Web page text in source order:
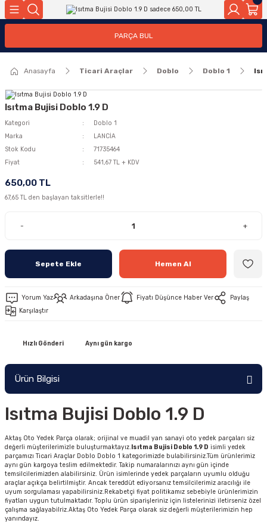
Geri Dön
Geri Dön
PARÇA BUL
Anasayfa Ticari Araçlar Doblo Doblo 1
Isıtma Bujisi Doblo 1.9 D
Kategori
Doblo 1
Marka
LANCİA
Stok Kodu
71735464
Fiyat
541,67 TL + KDV
650,00 TL
67,65 TL den başlayan taksitlerle!!
- +
Sepete Ekle Hemen Al
Yorum Yaz Arkadaşına Öner Fiyatı Düşünce Haber Ver
Paylaş
Karşılaştır
Hızlı Gönderi Aynı gün kargo
Ürün Bilgisi
Isıtma Bujisi Doblo 1.9 D
Aktaş Oto Yedek Parça olarak; orijinal ve muadil yan sanayi oto yedek parçaları siz
değerli müşterilerimizle buluşturmaktayız.Isıtma Bujisi Doblo 1.9 D isimli yedek
parçamızı Ticari Araçlar Doblo Doblo 1 kategorimizde bulabilirsiniz.Tüm ürünlerimiz
aynı gün kargoya teslim edilmektedir. Takip numaralarınızı aynı gün içinde
temsilcilerimizden alabilirsiniz. Ürün isimlerinde yedek parçaların uyumlu olduğu
araçlar açıkça belirtilmiştir. Ancak tereddüt ediyorsanız temsilcilerimiz aracılığı ile
uyum sorgulaması yapabilirsiniz.Rekabetçi fiyat politikamız sebebiyle ürünlerimizin
fiyatları uygun tutulmaktadır. Toplu ürün siparişleriniz için listelerinizi iletirseniz özel
çalışma sağlayabilriz.Aktaş Oto Yedek Parça olarak siz değerli müşterilerimizin hep
yanındayız.